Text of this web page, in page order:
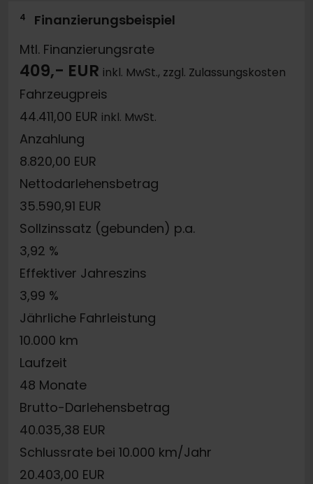
4
Finanzierungsbeispiel
Mtl. Finanzierungsrate
409,- EUR inkl. MwSt., zzgl. Zulassungskosten
Fahrzeugpreis
44.411,00 EUR inkl. MwSt.
Anzahlung
8.820,00 EUR
Nettodarlehensbetrag
35.590,91 EUR
Sollzinssatz (gebunden) p.a.
3,92 %
Effektiver Jahreszins
3,99 %
Jährliche Fahrleistung
10.000 km
Laufzeit
48 Monate
Brutto-Darlehensbetrag
40.035,38 EUR
Schlussrate bei 10.000 km/Jahr
20.403,00 EUR